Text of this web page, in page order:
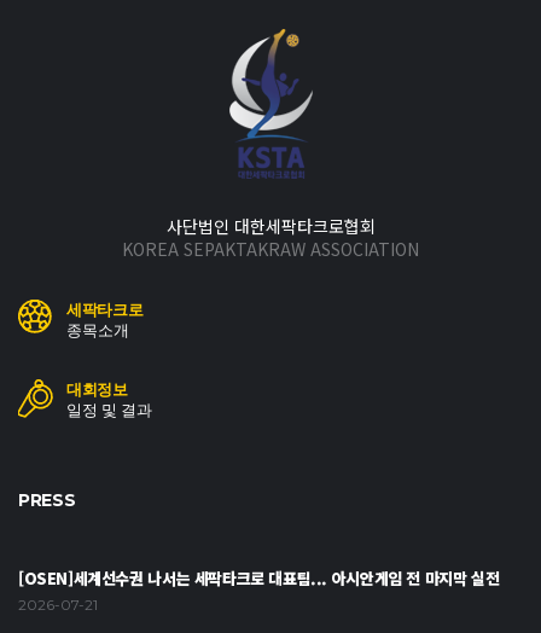
사단법인 대한세팍타크로협회
KOREA SEPAKTAKRAW ASSOCIATION
세팍타크로
종목소개
대회정보
일정 및 결과
PRESS
[OSEN]세계선수권 나서는 세팍타크로 대표팀... 아시안게임 전 마지막 실전
2026-07-21